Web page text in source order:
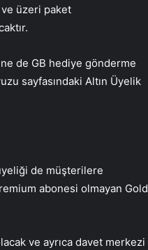
üzeri paket
de GB hediye gönderme
sayfasındaki Altın Üyelik
de müşterilere
abonesi olmayan Gold
ve ayrıca davet merkezi